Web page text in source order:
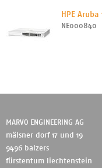
HPE
NE000840
MARVO ENGINEERING AG
mälsner dorf 17 und 19
9496 balzers
fürstentum liechtenstein